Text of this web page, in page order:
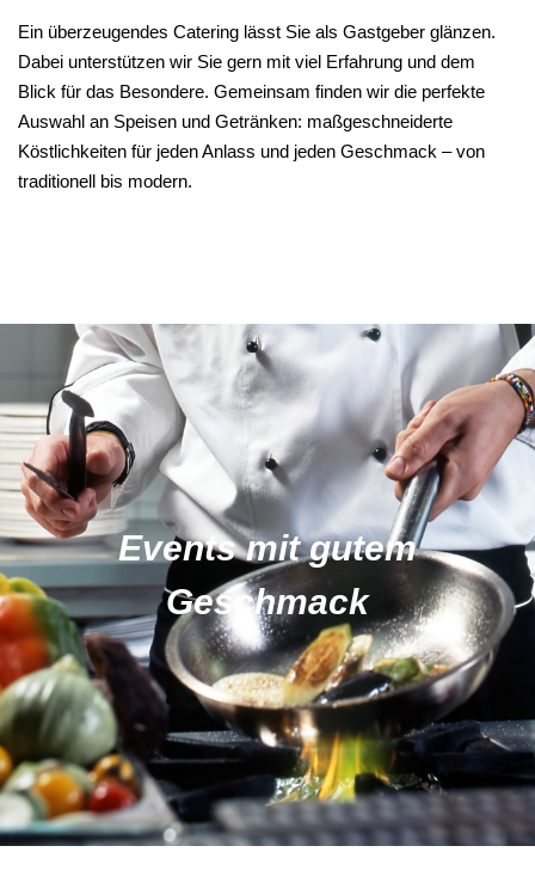
Ein überzeugendes Catering lässt Sie als Gastgeber glänzen.
Dabei unterstützen wir Sie gern mit viel Erfahrung und dem
Blick für das Besondere. Gemeinsam finden wir die perfekte
Auswahl an Speisen und Getränken: maßgeschneiderte
Köstlichkeiten für jeden Anlass und jeden Geschmack – von
traditionell bis modern.
Events mit gutem
Geschmack